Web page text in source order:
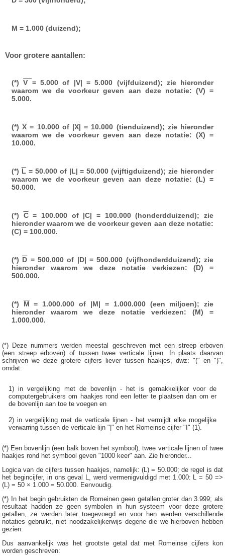
M = 1.000 (duizend);
Voor grotere aantallen:
(*)V = 5.000 of |V| = 5.000 (vijfduizend); zie hieronder
waarom we de voorkeur geven aan deze notatie: (V) =
5.000.
(*)X = 10.000 of |X| = 10.000 (tienduizend); zie hieronder
waarom we de voorkeur geven aan deze notatie: (X) =
10.000.
(*) L = 50.000 of |L| = 50.000 (vijftigduizend); zie hieronder
waarom we de voorkeur geven aan deze notatie: (L) =
50.000.
(*) C= 100.000 of |C| = 100.000 (honderdduizend); zie
hieronder waarom we de voorkeur geven aan deze notatie:
(C) = 100.000.
(*) D = 500.000 of |D| = 500.000 (vijfhonderdduizend); zie
hieronder waarom we deze notatie verkiezen: (D) =
500.000.
(*) M = 1.000.000 of |M| = 1.000.000 (een miljoen); zie
hieronder waarom we deze notatie verkiezen: (M) =
1.000.000.
(*) Deze nummers werden meestal geschreven met een streep erboven
(een streep erboven) of tussen twee verticale lijnen. In plaats daarvan
schrijven we deze grotere cijfers liever tussen haakjes, dwz: "(" en ")",
omdat:
1) in vergelijking met de bovenlijn - het is gemakkelijker voor de
computergebruikers om haakjes rond een letter te plaatsen dan om er
de bovenlijn aan toe te voegen en
2) in vergelijking met de verticale lijnen - het vermijdt elke mogelijke
verwarring tussen de verticale lijn "|" en het Romeinse cijfer "I" (1).
(*) Een bovenlijn (een balk boven het symbool), twee verticale lijnen of twee
haakjes rond het symbool geven "1000 keer" aan. Zie hieronder...
Logica van de cijfers tussen haakjes, namelijk: (L) = 50.000; de regel is dat
het begincijfer, in ons geval L, werd vermenigvuldigd met 1.000: L = 50 =>
(L) = 50 × 1.000 = 50.000. Eenvoudig.
(*) In het begin gebruikten de Romeinen geen getallen groter dan 3.999; als
resultaat hadden ze geen symbolen in hun systeem voor deze grotere
getallen, ze werden later toegevoegd en voor hen werden verschillende
notaties gebruikt, niet noodzakelijkerwijs degene die we hierboven hebben
gezien.
Dus aanvankelijk was het grootste getal dat met Romeinse cijfers kon
worden geschreven: